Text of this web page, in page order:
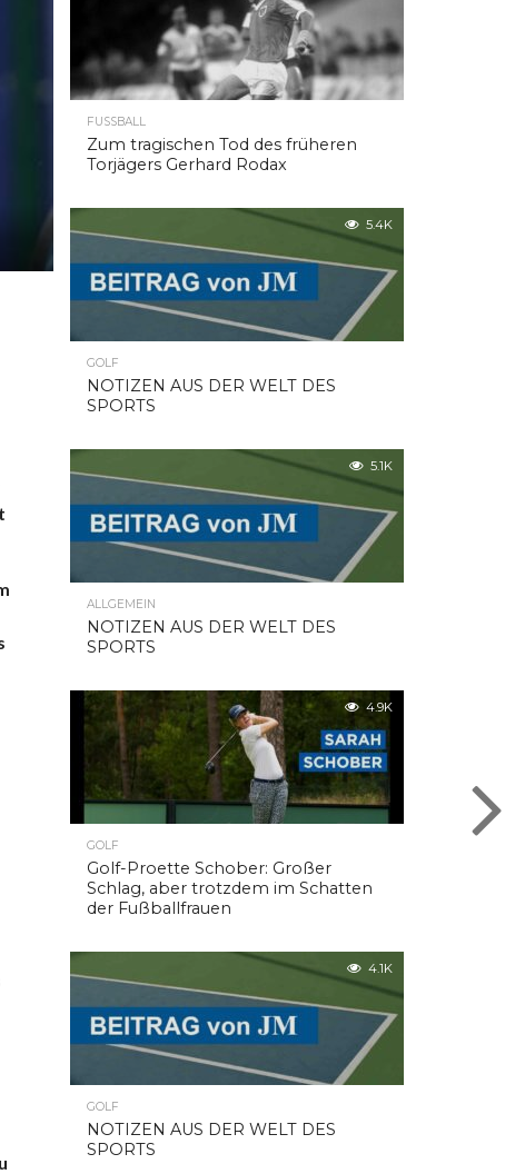
FUSSBALL
Zum tragischen Tod des früheren
Torjägers Gerhard Rodax
5.4K
GOLF
NOTIZEN AUS DER WELT DES
SPORTS
5.1K
ALLGEMEIN
NOTIZEN AUS DER WELT DES
SPORTS
4.9K
GOLF
Golf-Proette Schober: Großer
Schlag, aber trotzdem im Schatten
der Fußballfrauen
4.1K
GOLF
NOTIZEN AUS DER WELT DES
SPORTS